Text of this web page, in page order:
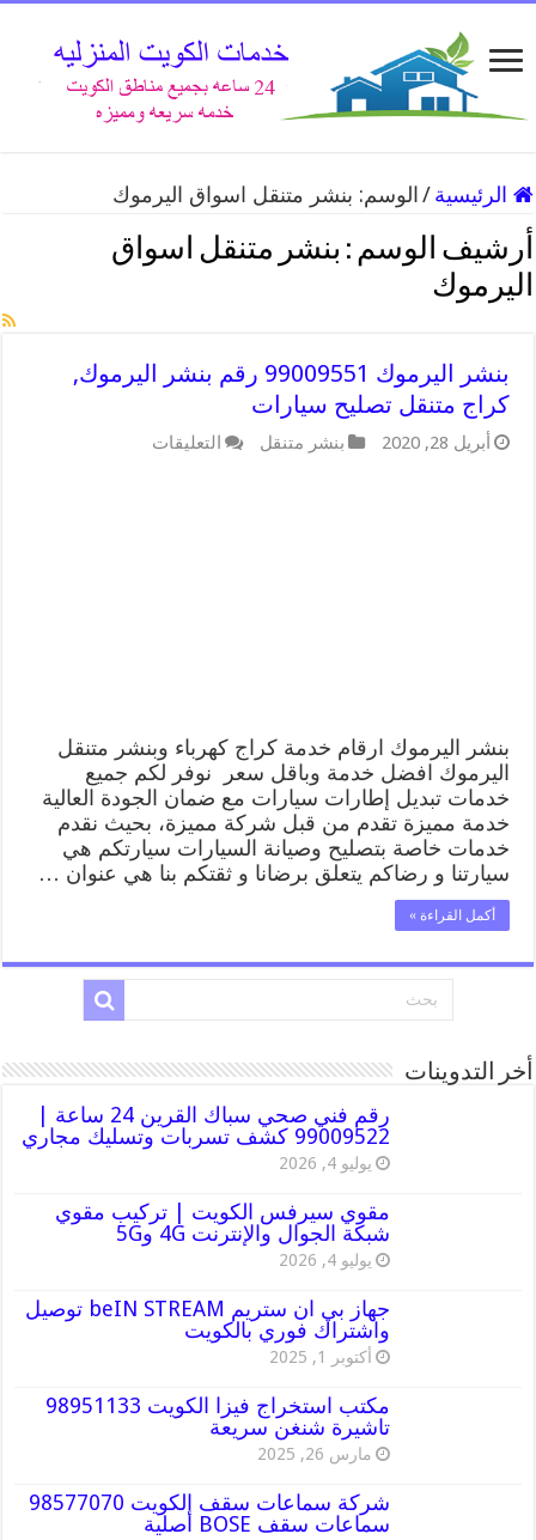
الرئيسية / الوسم: بنشر متنقل اسواق اليرموك
أرشيف الوسم : بنشر متنقل اسواق
اليرموك
بنشر اليرموك 99009551 رقم بنشر اليرموك,
كراج متنقل تصليح سيارات
أبريل 28, 2020 بنشر متنقل التعليقات
بنشر اليرموك ارقام خدمة كراج كهرباء وبنشر متنقل
اليرموك افضل خدمة وباقل سعر نوفر لكم جميع
خدمات تبديل إطارات سيارات مع ضمان الجودة العالية
خدمة مميزة تقدم من قبل شركة مميزة، بحيث نقدم
خدمات خاصة بتصليح وصيانة السيارات سيارتكم هي
سيارتنا و رضاكم يتعلق برضانا و ثقتكم بنا هي عنوان …
أكمل القراءة »
أخر التدوينات
رقم فني صحي سباك القرين 24 ساعة |
99009522 كشف تسربات وتسليك مجاري
يوليو 4, 2026
مقوي سيرفس الكويت | تركيب مقوي
شبكة الجوال والإنترنت 4G و5G
يوليو 4, 2026
جهاز بي ان ستريم beIN STREAM توصيل
واشتراك فوري بالكويت
أكتوبر 1, 2025
مكتب استخراج فيزا الكويت 98951133
تاشيرة شنغن سريعة
مارس 26, 2025
شركة سماعات سقف الكويت 98577070
سماعات سقف BOSE أصلية